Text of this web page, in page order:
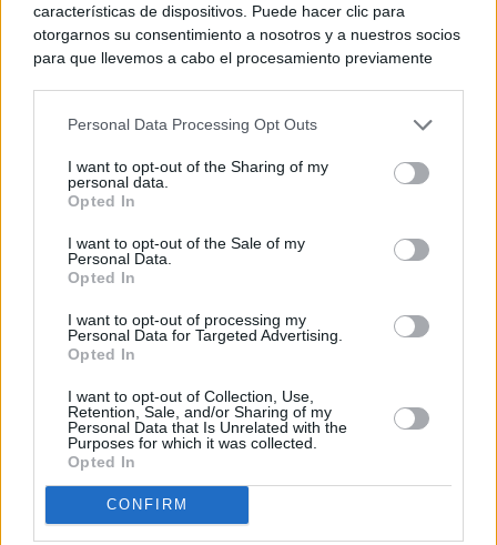
características de dispositivos. Puede hacer clic para
otorgarnos su consentimiento a nosotros y a nuestros socios
para que llevemos a cabo el procesamiento previamente
negar su consentimiento. Tenga en cuenta que algún
de su consentimiento, pero usted tiene el derecho de
rechazar tal procesamiento. Sus preferencias se aplicarán
cualquier momento entrando de nuevo en este sitio web o
visitando nuestra política de privacidad.
Personal Data Processing Opt Outs
I want to opt-out of the Sharing of my
personal data.
Opted In
I want to opt-out of the Sale of my
Personal Data.
Opted In
I want to opt-out of processing my
Personal Data for Targeted Advertising.
Opted In
I want to opt-out of Collection, Use,
Retention, Sale, and/or Sharing of my
Personal Data that Is Unrelated with the
Purposes for which it was collected.
Opted In
CONFIRM